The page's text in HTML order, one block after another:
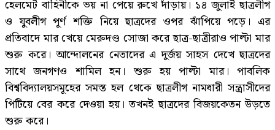
হেলমেট বাহিনীকে ভয় না পেয়ে রুখে দাঁড়ায়। ১৪ জুলাই ছাত্রলীগ
ও যুবলীগ পূর্ণ শক্তি নিয়ে ছাত্রদের ওপর ঝাঁপিয়ে পড়ে। এর
প্রতিবাদে মার খেয়ে মেরুদণ্ড সোজা করে ছাত্র-ছাত্রীরাও পাল্টা মার
শুরু করে। আন্দোলনের নেতাদের এ দুর্জয় সাহস দেখে ছাত্রদের
সাথে জনগণও শামিল হন। শুরু হয় পাল্টা মার। পাবলিক
বিশ্ববিদ্যালয়সমূহের সমস্ত হল থেকে ছাত্রলীগ নামধারী সন্ত্রাসীদের
পিটিয়ে বের করে দেওয়া হয়। তখনই ছাত্রদের বিজয়কেতন উড়তে
শুরু করে।